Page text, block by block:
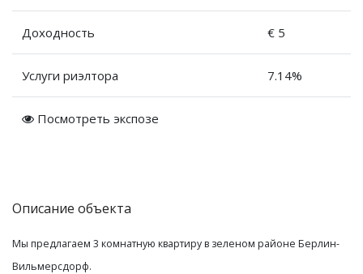
Доходность € 5
Услуги риэлтора 7.14%
Посмотреть экспозе
Описание объекта
Мы предлагаем 3 комнатную квартиру в зеленом районе Берлин-
Вильмерсдорф.